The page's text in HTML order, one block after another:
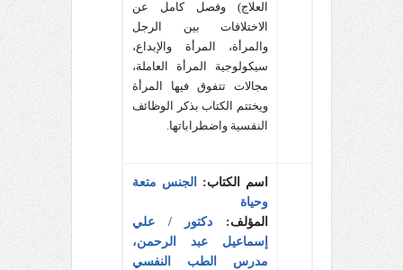
العلاج) وفصل كامل عن
الاختلافات بين الرجل
والمرأة، المرأة والإبداع،
سيكولوجية المرأة العاملة،
مجالات تتفوق فيها المرأة
ويختتم الكتاب بذكر الوظائف
النفسية واضطراباتها.
اسم الكتاب:
الجنس متعة
وحياة
المؤلف: دكتور / علي
إسماعيل عبد الرحمن،
مدرس الطب النفسي